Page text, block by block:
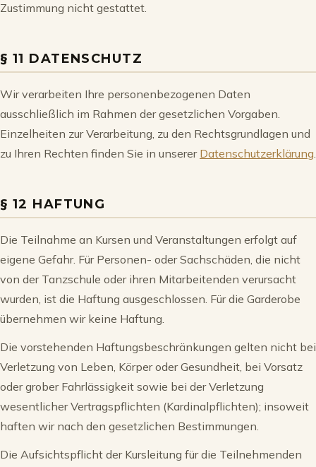
Zustimmung nicht gestattet.
§ 11 DATENSCHUTZ
Wir verarbeiten Ihre personenbezogenen Daten
ausschließlich im Rahmen der gesetzlichen Vorgaben.
Einzelheiten zur Verarbeitung, zu den Rechtsgrundlagen und
zu Ihren Rechten finden Sie in unserer Datenschutzerklärung.
§ 12 HAFTUNG
Die Teilnahme an Kursen und Veranstaltungen erfolgt auf
eigene Gefahr. Für Personen- oder Sachschäden, die nicht
von der Tanzschule oder ihren Mitarbeitenden verursacht
wurden, ist die Haftung ausgeschlossen. Für die Garderobe
übernehmen wir keine Haftung.
Die vorstehenden Haftungsbeschränkungen gelten nicht bei
Verletzung von Leben, Körper oder Gesundheit, bei Vorsatz
oder grober Fahrlässigkeit sowie bei der Verletzung
wesentlicher Vertragspflichten (Kardinalpflichten); insoweit
haften wir nach den gesetzlichen Bestimmungen.
Die Aufsichtspflicht der Kursleitung für die Teilnehmenden